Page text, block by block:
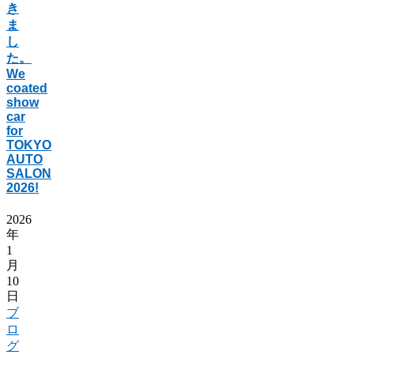
き
ま
し
た。
We
coated
show
car
for
TOKYO
AUTO
SALON
2026!
2026
年
1
月
10
日
ブ
ロ
グ